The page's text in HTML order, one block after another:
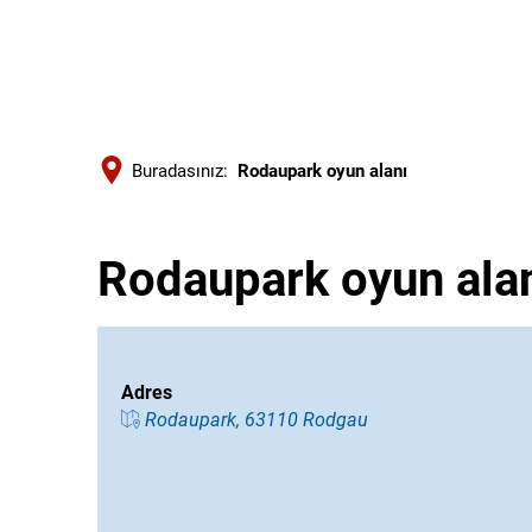
Buradasınız: Rodaupark oyun alanı
Rodaupark oyun
Adres
Rodaupark, 63110 Rodgau